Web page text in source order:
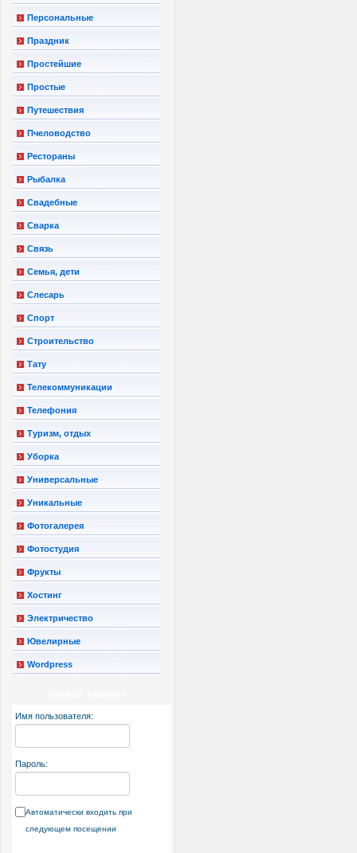
Персональные
Праздник
Простейшие
Простые
Путешествия
Пчеловодство
Рестораны
Рыбалка
Свадебные
Сварка
Связь
Семья, дети
Слесарь
Спорт
Строительство
Тату
Телекоммуникации
Телефония
Туризм, отдых
Уборка
Универсальные
Уникальные
Фотогалерея
Фотостудия
Фрукты
Хостинг
Электричество
Ювелирные
Wordpress
Имя пользователя:
Пароль:
Автоматически входить при
следующем посещении